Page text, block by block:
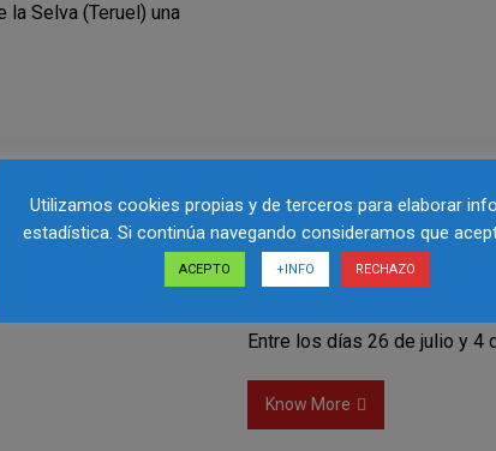
Selva (Teruel) una
Ruta al Jubileo de
Archivo
Entre los días 26 de julio y 4
Know More
Utilizamos cookies propias y de terceros para elaborar
estadística. Si continúa navegando consideramos que
ACEPTO +INFO RECHAZO